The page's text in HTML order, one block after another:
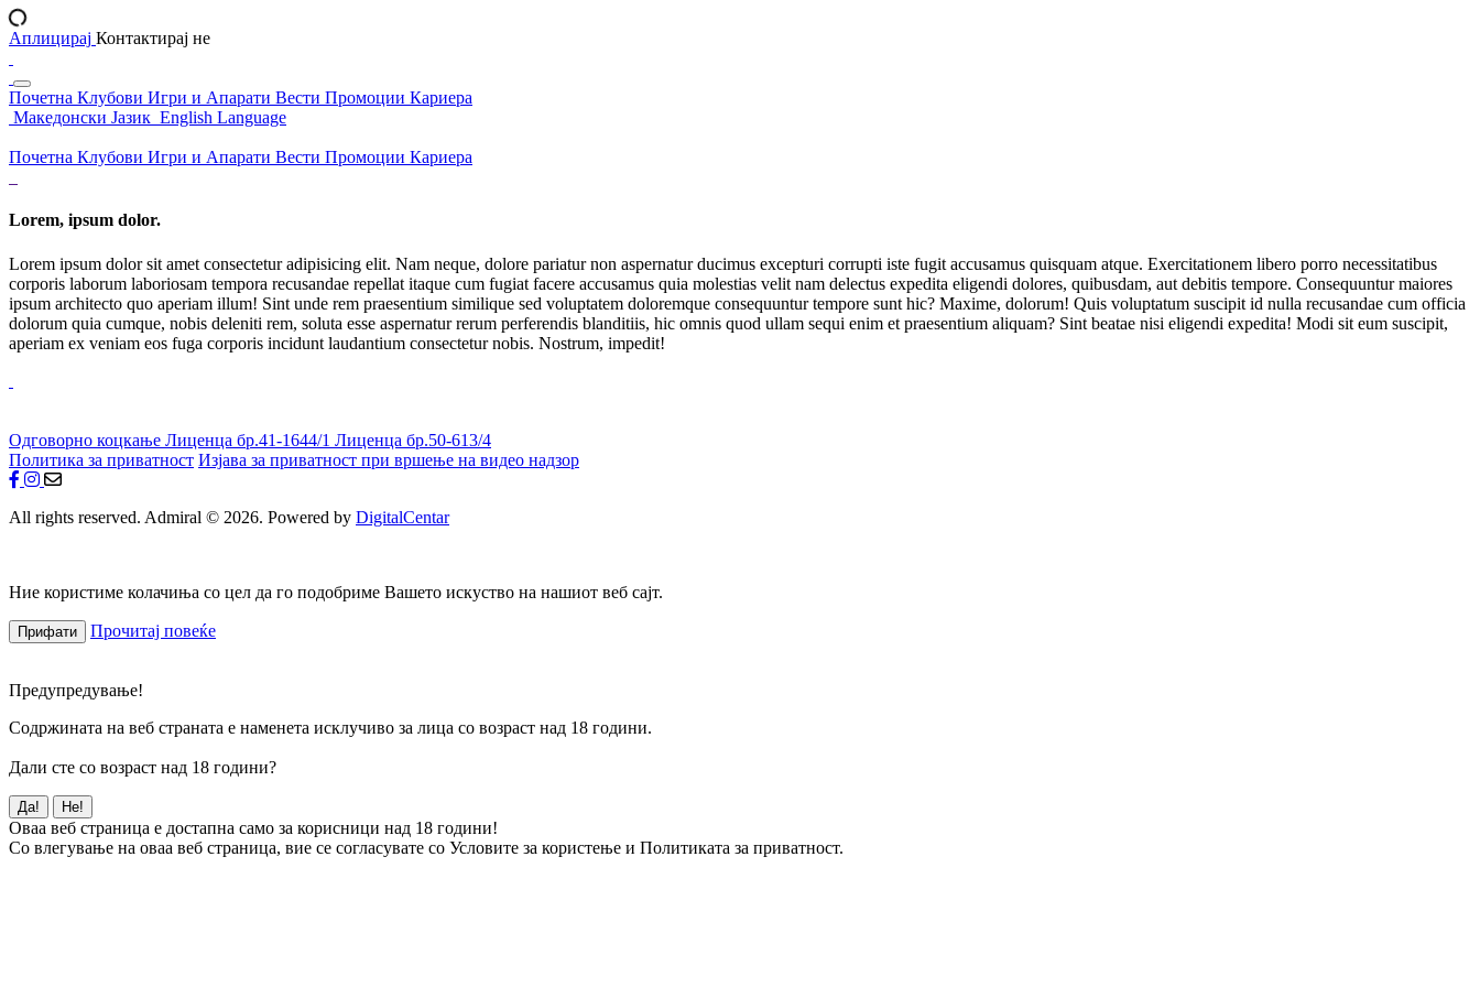
Аплицирај Контактирај не
Почетна Клубови Игри и Апарати Вести Промоции Кариера
Македонски Јазик English Language
Почетна Клубови Игри и Апарати Вести Промоции Кариера
Lorem, ipsum dolor.
Lorem ipsum dolor sit amet consectetur adipisicing elit. Nam neque, dolore pariatur non aspernatur ducimus excepturi corrupti iste fugit accusamus quisquam atque. Exercitationem libero porro necessitatibus
corporis laborum laboriosam tempora recusandae repellat itaque cum fugiat facere accusamus quia molestias velit nam delectus expedita eligendi dolores, quibusdam, aut debitis tempore. Consequuntur maiores
ipsum architecto quo aperiam illum! Sint unde rem praesentium similique sed voluptatem doloremque consequuntur tempore sunt hic? Maxime, dolorum! Quis voluptatum suscipit id nulla recusandae cum officia
dolorum quia cumque, nobis deleniti rem, soluta esse aspernatur rerum perferendis blanditiis, hic omnis quod ullam sequi enim et praesentium aliquam? Sint beatae nisi eligendi expedita! Modi sit eum suscipit,
aperiam ex veniam eos fuga corporis incidunt laudantium consectetur nobis. Nostrum, impedit!
Одговорно коцкање Лиценца бр.41-1644/1 Лиценца бр.50-613/4
Политика за приватност Изјава за приватност при вршење на видео надзор
All rights reserved. Admiral © 2026. Powered by DigitalCentar
Ние користиме колачиња со цел да го подобриме Вашето искуство на нашиот веб сајт.
Прифати Прочитај повеќе
Предупредување!
Содржината на веб страната е наменета исклучиво за лица со возраст над 18 години.
Дали сте со возраст над 18 години?
Да! Не!
Оваа веб страница е достапна само за корисници над 18 години!
Со влегување на оваа веб страница, вие се согласувате со Условите за користење и Политиката за приватност.